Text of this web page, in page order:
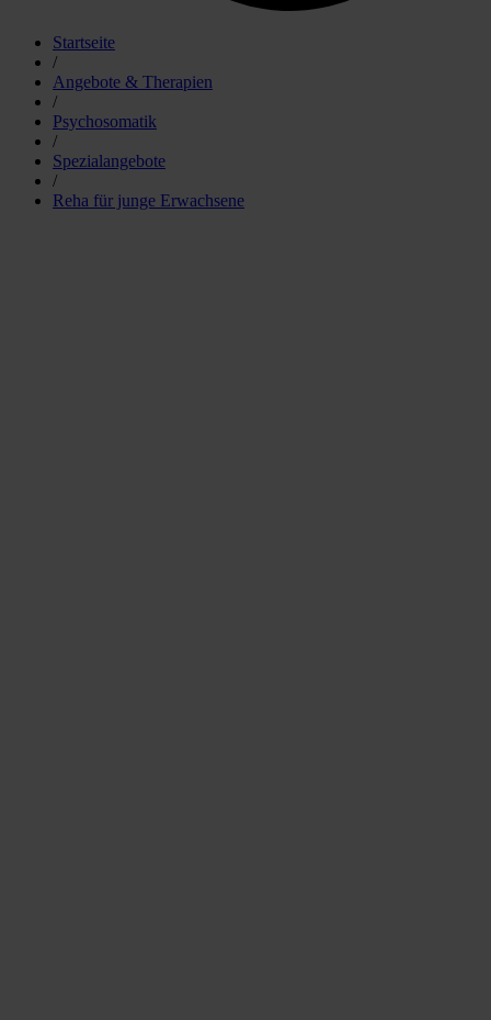
Startseite
/
Angebote & Therapien
/
Psychosomatik
/
Spezialangebote
/
Reha für junge Erwachsene